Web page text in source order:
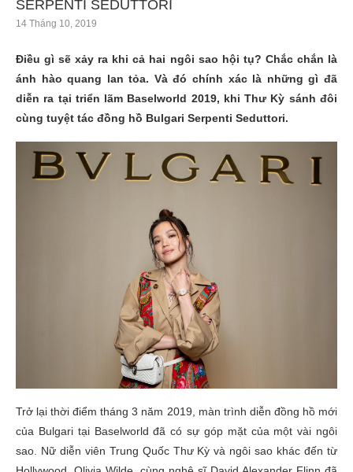
SERPENTI SEDUTTORI
14 Tháng 10, 2019
Điều gì sẽ xảy ra khi cả hai ngôi sao hội tụ? Chắc chắn là
ánh hào quang lan tỏa. Và đó chính xác là những gì đã
diễn ra tại triển lãm Baselworld 2019, khi Thư Kỳ sánh đôi
cùng tuyệt tác đồng hồ Bulgari Serpenti Seduttori.
Trở lại thời điểm tháng 3 năm 2019, màn trình diễn đồng hồ mới
của Bulgari tại Baselworld đã có sự góp mặt của một vài ngôi
sao. Nữ diễn viên Trung Quốc Thư Kỳ và ngôi sao khác đến từ